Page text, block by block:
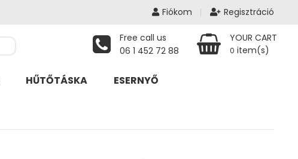
Fiókom Regisztráció
Free call us
06 1 452 72 88
YOUR CART
0 item(s)
HŰTŐTÁSKA ESERNYŐ